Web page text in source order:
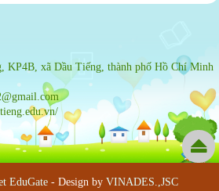
KP4B, xã Dầu Tiếng, thành phố Hồ Chí Minh
EduGate- Design by VINADES.,JSC